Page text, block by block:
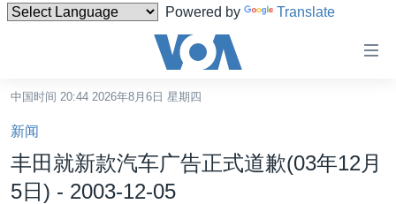
Powered by Translate
碍
链
接
转
中国
中国时间 20:44 2026年8月6日 星期四
新闻
丰田就新款汽车广告正式道歉(03年12月
5日) - 2003-12-05